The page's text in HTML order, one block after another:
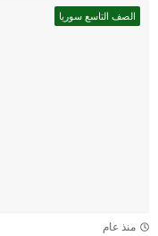
الصف التاسع سوريا
منذ عام